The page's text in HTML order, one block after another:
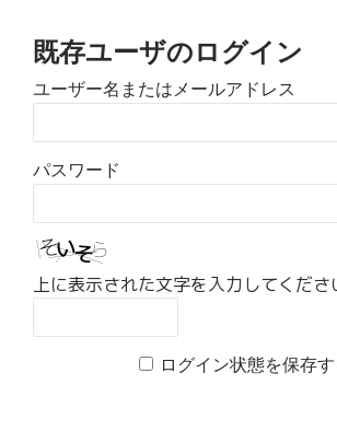
既存ユーザのログイン
ユーザー名またはメールアドレス
パスワード
上に表示された文字を入力してくださ
ログイン状態を保存す